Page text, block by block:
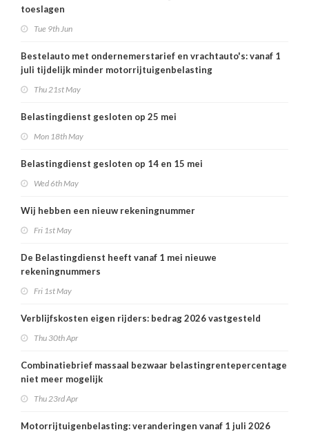
toeslagen
Tue 9th Jun
Bestelauto met ondernemerstarief en vrachtauto's: vanaf 1
juli tijdelijk minder motorrijtuigenbelasting
Thu 21st May
Belastingdienst gesloten op 25 mei
Mon 18th May
Belastingdienst gesloten op 14 en 15 mei
Wed 6th May
Wij hebben een nieuw rekeningnummer
Fri 1st May
De Belastingdienst heeft vanaf 1 mei nieuwe
rekeningnummers
Fri 1st May
Verblijfskosten eigen rijders: bedrag 2026 vastgesteld
Thu 30th Apr
Combinatiebrief massaal bezwaar belastingrentepercentage
niet meer mogelijk
Thu 23rd Apr
Motorrijtuigenbelasting: veranderingen vanaf 1 juli 2026